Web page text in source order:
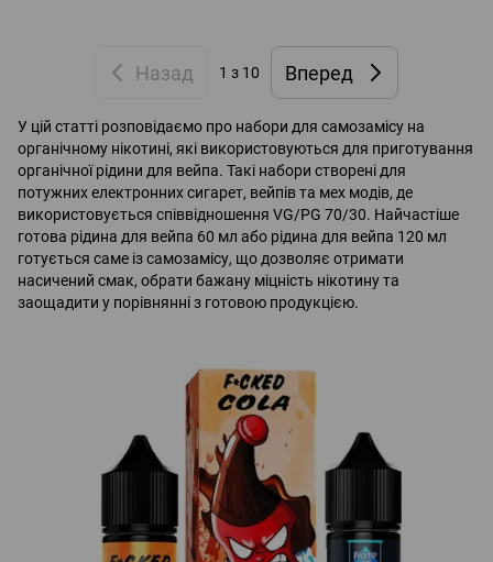
Назад 1 з 10 Вперед
У цій статті розповідаємо про набори для самозамісу на
органічному нікотині, які використовуються для приготування
органічної рідини для вейпа. Такі набори створені для
потужних електронних сигарет, вейпів та мех модів, де
використовується співвідношення VG/PG 70/30. Найчастіше
готова рідина для вейпа 60 мл або рідина для вейпа 120 мл
готується саме із самозамісу, що дозволяє отримати
насичений смак, обрати бажану міцність нікотину та
заощадити у порівнянні з готовою продукцією.